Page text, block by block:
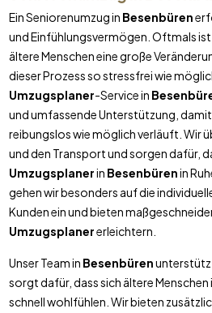
Ein Seniorenumzug in Besenbüren
und Einfühlungsvermögen. Oftmals
ältere Menschen eine große
dieser Prozess so stressfrei wie
Umzugsplaner-Service in
und umfassende Unterstützung,
reibungslos wie möglich verläuft. Wir
und den Transport und sorgen dafür,
Umzugsplanerin Besenbürenin
gehen wir besonders auf die
Kunden ein und bieten
Umzugsplanererleichtern.
Unser Team in Besenbüren
sorgt dafür, dass sich ältere Menschen
schnell wohlfühlen. Wir bieten